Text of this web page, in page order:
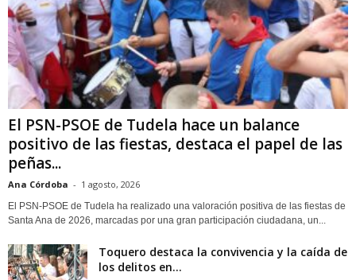
El PSN-PSOE de Tudela hace un balance
positivo de las fiestas, destaca el papel de las
peñas...
Ana Córdoba - 1 agosto, 2026
El PSN-PSOE de Tudela ha realizado una valoración positiva de las fiestas de
Santa Ana de 2026, marcadas por una gran participación ciudadana, un...
Toquero destaca la convivencia y la caída de
los delitos en...